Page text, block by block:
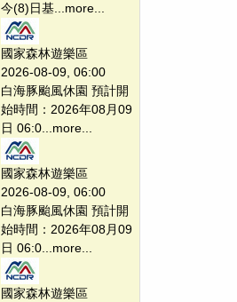
今(8)日基...more...
國家森林遊樂區
2026-08-09, 06:00
白海豚颱風休園 預計開
始時間：2026年08月09
日 06:0...more...
國家森林遊樂區
2026-08-09, 06:00
白海豚颱風休園 預計開
始時間：2026年08月09
日 06:0...more...
國家森林遊樂區